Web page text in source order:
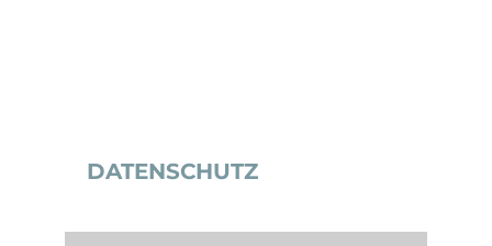
DATENSCHUTZ